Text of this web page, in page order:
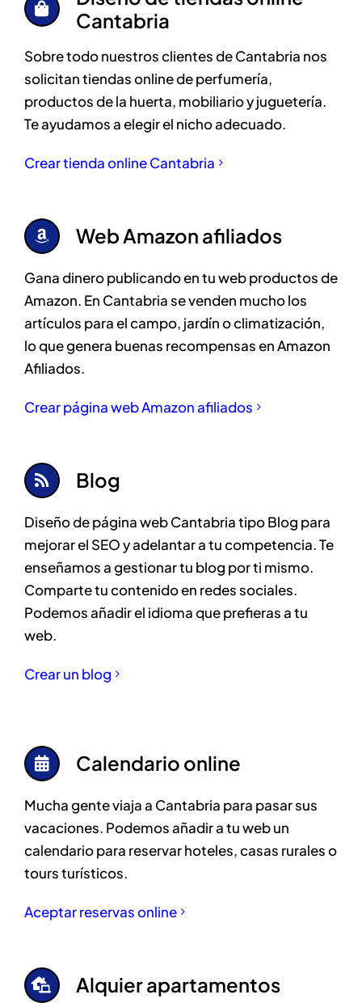
Cantabria
Sobre todo nuestros clientes de Cantabria nos
solicitan tiendas online de perfumería,
productos de la huerta, mobiliario y juguetería.
Te ayudamos a elegir el nicho adecuado.
Crear tienda online Cantabria
Web Amazon afiliados
Gana dinero publicando en tu web productos de
Amazon. En Cantabria se venden mucho los
artículos para el campo, jardín o climatización,
lo que genera buenas recompensas en Amazon
Afiliados.
Crear página web Amazon afiliados
Blog
Diseño de página web Cantabria tipo Blog para
mejorar el SEO y adelantar a tu competencia. Te
enseñamos a gestionar tu blog por ti mismo.
Comparte tu contenido en redes sociales.
Podemos añadir el idioma que prefieras a tu
web.
Crear un blog
Calendario online
Mucha gente viaja a Cantabria para pasar sus
vacaciones. Podemos añadir a tu web un
calendario para reservar hoteles, casas rurales o
tours turísticos.
Aceptar reservas online
Alquier apartamentos